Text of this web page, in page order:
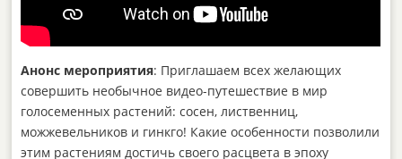
Анонс мероприятия: Приглашаем всех желающих
совершить необычное видео-путешествие в мир
голосеменных растений: сосен, лиственниц,
можжевельников и гинкго! Какие особенности позволили
этим растениям достичь своего расцвета в эпоху